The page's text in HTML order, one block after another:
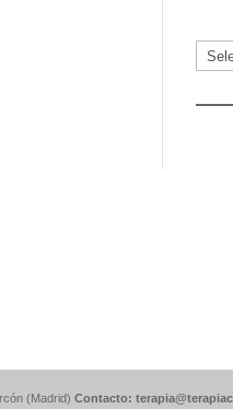
(Madrid) Contacto: